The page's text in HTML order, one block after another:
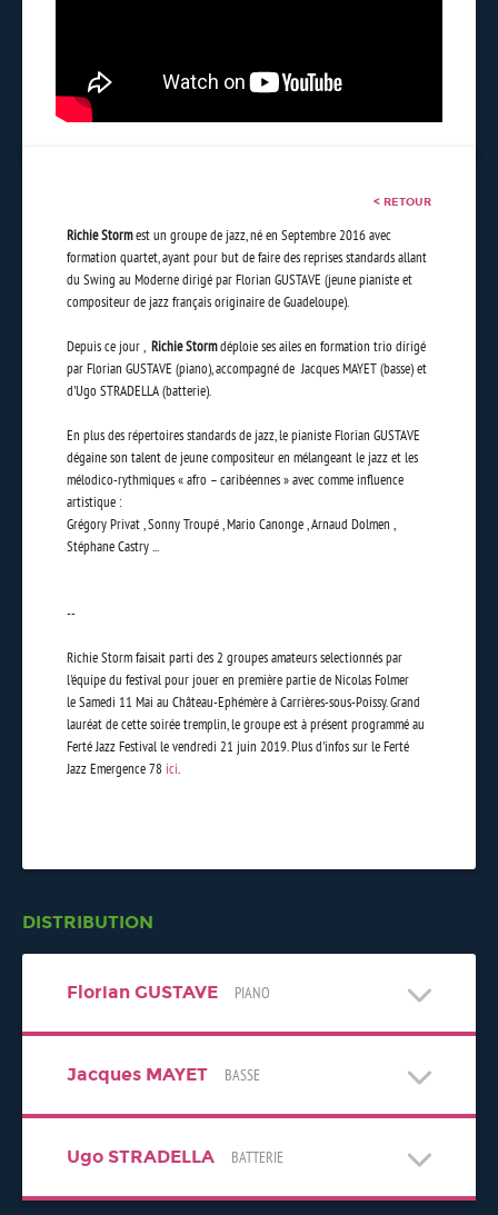
< RETOUR
Richie Stormest un groupe de jazz, né en Septembre 2016 avec
formation quartet, ayant pour but de faire des reprises standards allant
du Swing au Moderne dirigé par Florian GUSTAVE (jeune pianiste et
compositeur de jazz français originaire de Guadeloupe).
Depuis ce jour , Richie Stormdéploie ses ailes en formation trio dirigé
par Florian GUSTAVE (piano), accompagné de Jacques MAYET (basse) et
d'Ugo STRADELLA (batterie).
En plus des répertoires standards de jazz, le pianiste Florian GUSTAVE
dégaine son talent de jeune compositeur en mélangeant le jazz et les
mélodico-rythmiques « afro – caribéennes » avec comme influence
artistique :
Grégory Privat , Sonny Troupé , Mario Canonge , Arnaud Dolmen ,
Stéphane Castry ...
--
Richie Storm faisait parti des 2 groupes amateurs selectionnés par
l'équipe du festival pour joueren première partie de Nicolas Folmer
le Samedi 11 Mai au Château-Ephémère à Carrières-sous-Poissy. Grand
lauréat de cette soirée tremplin, le groupe est à présent programmé au
Ferté Jazz Festival le vendredi 21 juin 2019.Plus d'infos sur le Ferté
Jazz Emergence 78 ici.
DISTRIBUTION
Florian GUSTAVE PIANO
Jacques MAYET BASSE
Ugo STRADELLA BATTERIE